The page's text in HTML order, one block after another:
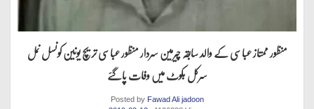
منظور ممتاز عباسی کے والد سابقہ چیرمین سردار منظور عباسی تریچ یونین کونسل نمل
سرکل بکوٹ میں وفات پاگئے
Posted by Fawad Ali jadoon